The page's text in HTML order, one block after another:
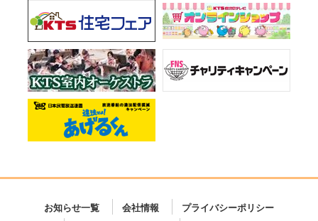
お知らせ一覧 会社情報
プライバシーポリシー